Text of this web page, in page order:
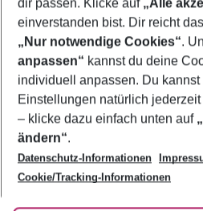
Footer
Footer navigation
Über uns
AGB
Bestpreisgarantie
Cookie-Einstellungen ändern
Cookie-Richtlinie
Agenturbetreuung
Barrierefreies Reisen
Folge uns
dir passen. Klicke auf „Alle
einverstanden bist. Dir reicht
„Nur notwendige Cookies“.
anpassen“ kannst du deine
individuell anpassen. Du
Einstellungen natürlich
– klicke dazu einfach unten auf
ändern“.
Datenschutz-Informationen
Cookie/Tracking-Informationen